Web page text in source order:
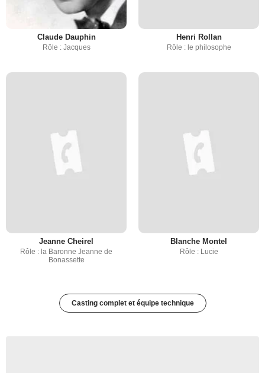
Claude Dauphin
Rôle : Jacques
Henri Rollan
Rôle : le philosophe
Jeanne Cheirel
Rôle : la Baronne Jeanne de
Bonassette
Blanche Montel
Rôle : Lucie
Casting complet et équipe technique